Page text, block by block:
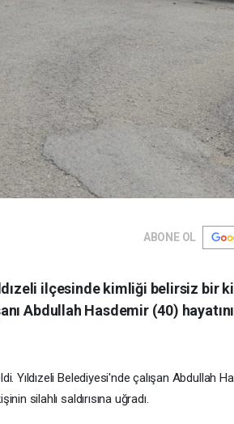
ABONE OL
ilçesinde kimliği belirsiz bir
Abdullah Hasdemir (40) hayatını
Yıldızeli Belediyesi'nde çalışan Abdullah
silahlı saldırısına uğradı.